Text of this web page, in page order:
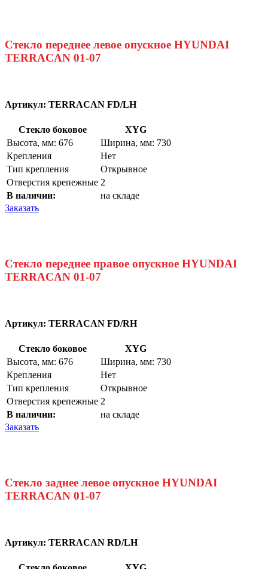
Стекло переднее левое опускное HYUNDAI
TERRACAN 01-07
Артикул: TERRACAN FD/LH
Стекло боковое
XYG
Высота, мм: 676
Ширина, мм: 730
Крепления
Нет
Тип крепления
Открывное
Отверстия крепежные 2
В наличии:
на складе
Заказать
Стекло переднее правое опускное HYUNDAI
TERRACAN 01-07
Артикул: TERRACAN FD/RH
Стекло боковое
XYG
Высота, мм: 676
Ширина, мм: 730
Крепления
Нет
Тип крепления
Открывное
Отверстия крепежные 2
В наличии:
на складе
Заказать
Стекло заднее левое опускное HYUNDAI
TERRACAN 01-07
Артикул: TERRACAN RD/LH